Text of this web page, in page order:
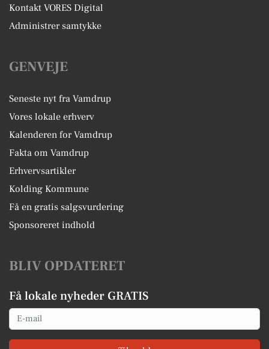
Kontakt VORES Digital
Administrer samtykke
GENVEJE
Seneste nyt fra Vamdrup
Vores lokale erhverv
Kalenderen for Vamdrup
Fakta om Vamdrup
Erhvervsartikler
Kolding Kommune
Få en gratis salgsvurdering
Sponsoreret indhold
BLIV OPDATERET
Få lokale nyheder GRATIS
Email